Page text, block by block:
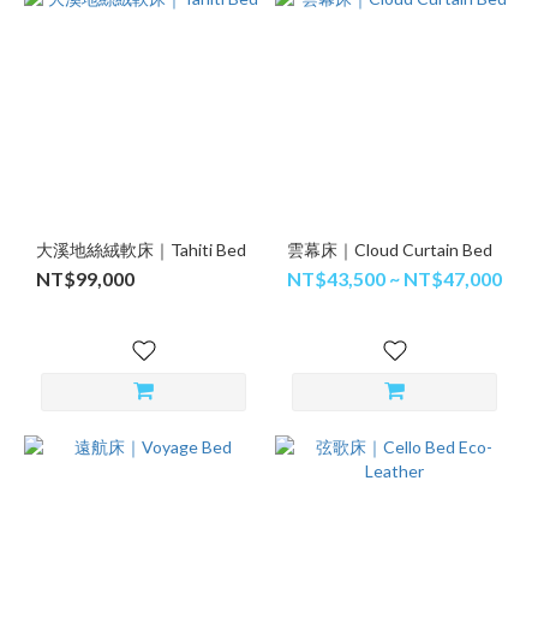
大溪地絲絨軟床｜Tahiti Bed
NT$99,000
雲幕床｜Cloud Curtain Bed
NT$43,500 ~ NT$47,000